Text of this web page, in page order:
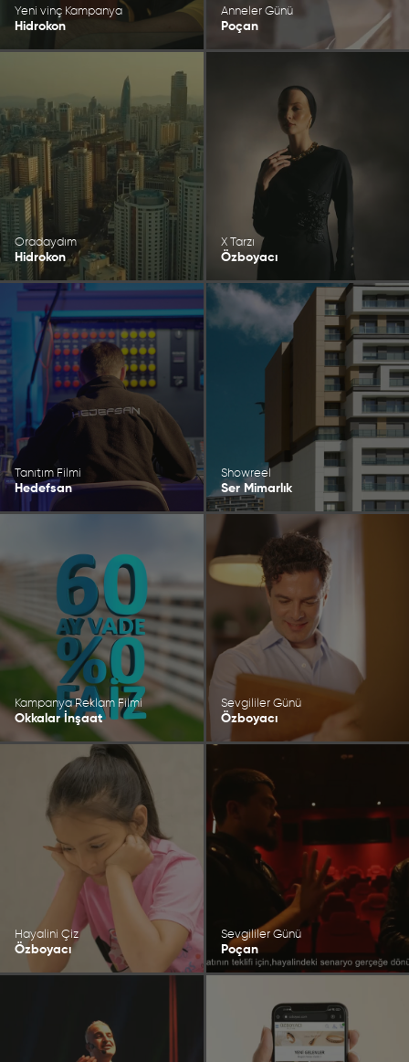
Yeni vinç Kampanya
Hidrokon
Anneler Günü
Poçan
Oradaydım
Hidrokon
X Tarzı
Özboyacı
Tanıtım Filmi
Hedefsan
Showreel
Ser Mimarlık
Kampanya Reklam Filmi
Okkalar İnşaat
Sevgililer Günü
Özboyacı
Hayalini Çiz
Özboyacı
Sevgililer Günü
Poçan